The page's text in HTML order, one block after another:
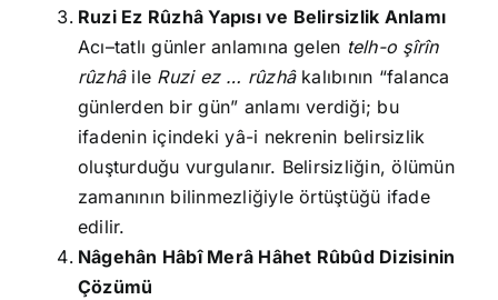
Ruzi Ez Rûzhâ Yapısı ve Belirsizlik Anlamı
Acı–tatlı günler anlamına gelen telh-o şîrîn
rûzhâile Ruzi ez … rûzhâkalıbının “falanca
günlerden bir gün” anlamı verdiği; bu
ifadenin içindeki yâ-i nekrenin belirsizlik
oluşturduğu vurgulanır. Belirsizliğin, ölümün
zamanının bilinmezliğiyle örtüştüğü ifade
edilir.
Nâgehân Hâbî Merâ Hâhet Rûbûd Dizisinin
Çözümü